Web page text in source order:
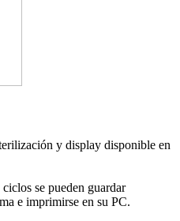
y display disponible en
se pueden guardar
e imprimirse en su PC.